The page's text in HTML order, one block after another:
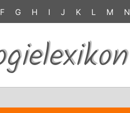
F G H I J K L M N